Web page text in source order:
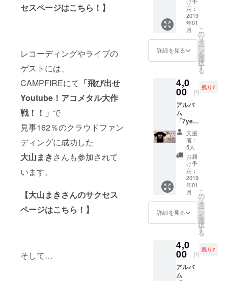
セスページはこちら！】
レコーディングやライブの
ゲストには、
CAMPFIREにて 「飛び出せ
Youtube！アコメタル大作
戦！！」 で
見事162％のクラウドファン
ディングに成功した
大山まきさんも参加されて
います。
【大山まきさんのサクセス
ページはこちら！】
そして…
シャ
ツ。黒
ディ。
メンズ
XLサイ
ズで
す。
定：
2019
年01
月
詳細を見る
こ
の
リ
タ
ー
ン
を
選
択
す
る
4,0
00 円
残り7
アルバ
ム
「7year
s ago」
のジャ
ケット
デザイ
ンのT
シャ
ツ。黒
ディ。
メンズL
サイズ
です。
支援
者：
5人
お届
け予
定：
2019
年01
月
詳細を見る
こ
の
リ
タ
ー
ン
を
選
択
す
る
4,0
00 円
残り7
アルバ
ム